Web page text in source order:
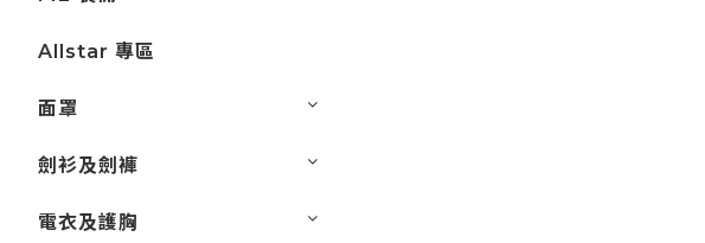
Allstar 專區
面罩
劍衫及劍褲
電衣及護胸